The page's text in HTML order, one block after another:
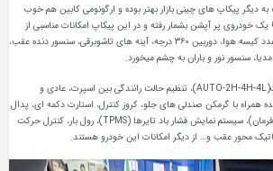
دیگر پیکاپ های چینی بازار بهتر بوده و ارگونومی کابین هم خوب
یک خودروی پر آپشن بشمار رفته و در این پیکاپ امکانات مناسبی از
جمله سیستم تهویه اتوماتیک، ۶ عدد کیسه هوا، دوربین ۳۶۰ درجه، آینه های تاشوبرقی، سنسور دنده عقب،
همچنین تنظیم حالت انتقال قدرت(AUTO-2H-4H-4L)، تنظیم حالت رانندگی بین اسپرت، عادی و
حالته برقی راننده همراه با گرمکن صندلی های جلو، کروز کنترل، استارت دکمه ای، پدال
شیفتر (تعویض کننده دنده پشت فرمان)، سیستم نمایش فشار باد تایرها (TPMS)، رول بار، کنترل حرکت
محور عقب و… از دیگر امکانات این خودرو هستند.